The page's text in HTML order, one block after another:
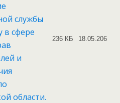
службы
в сфере
и
области.
236 КБ 18.05.206